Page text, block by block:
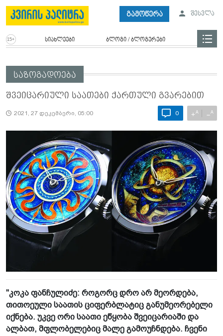
გამოწერა შესვლა
სიახლეები ბლოგი / ბლოგერები
საზოგადოება
შვეიცარიული საათები ქართული გვარებით
2021, 27 დეკემბერი, 05:00 0 +A −A
"კოკა ფანჩულიძე: როგორც დრო არ მეორდება,
თითოეული საათის ციფერბლატიც განუმეორებელი
იქნება. უკვე ორი საათი ეწყობა შვეიცარიაში და
ალბათ, მფლობელებიც მალე გამოუჩნდება. ჩვენი